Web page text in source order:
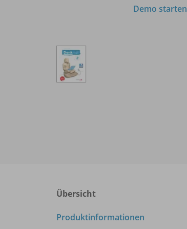
Demo starten
Übersicht
Produktinformationen